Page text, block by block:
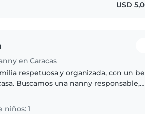
USD
en Caracas
respetuosa y organizada, con un
Buscamos una nanny responsable,
día..
niños: 1